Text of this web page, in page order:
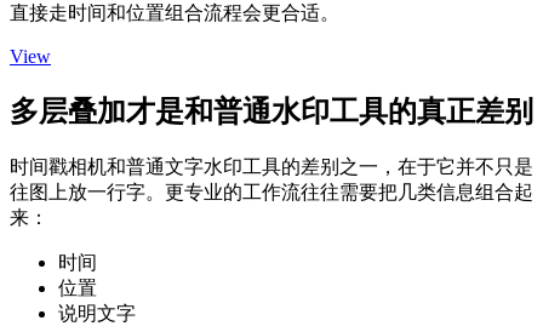
直接走时间和位置组合流程会更合适。
View
多层叠加才是和普通水印工具的真正差别
时间戳相机和普通文字水印工具的差别之一，在于它并不只是
往图上放一行字。更专业的工作流往往需要把几类信息组合起
来：
时间
位置
说明文字